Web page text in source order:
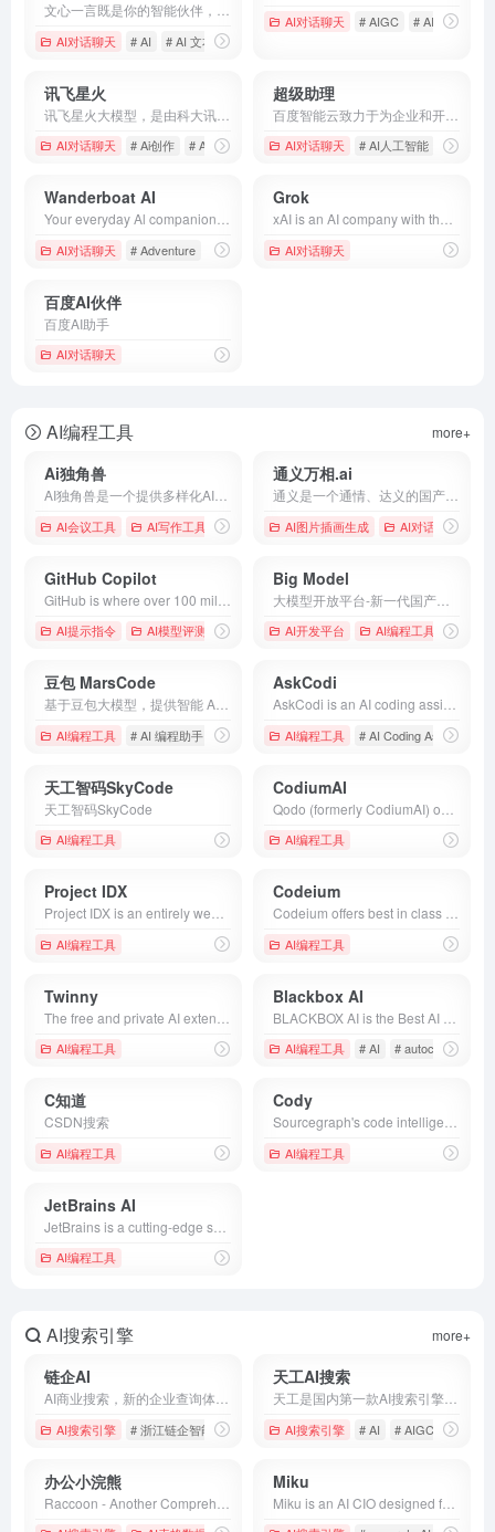
AI对话聊天 # AI # AI 文本生成
AI对话聊天 # AIGC # AI产品
讯飞星火
AI对话聊天 # Ai创作 # AI聊天机器人 # 人工智能大模型
超级助理
AI对话聊天 # AI人工智能 # 云主机
Wanderboat AI
AI对话聊天 # Adventure # Beach vacation # Best place to vacation
Grok
AI对话聊天
百度AI伙伴
百度AI助手
AI对话聊天
AI编程工具 more+
Ai独角兽
AI会议工具 AI写作工具 # AI助手 # Ai独角兽 # 人工智能
通义万相.ai
AI图片插画生成 AI对话聊天
GitHub Copilot
AI提示指令 AI模型评测
Big Model
AI开发平台 AI编程工具 # AI
豆包 MarsCode
AI编程工具 # AI 编程助手 # MarsCode # 代码
AskCodi
AI编程工具 # AI Coding Assistant
天工智码SkyCode
天工智码SkyCode
AI编程工具
CodiumAI
AI编程工具
Project IDX
AI编程工具
Codeium
AI编程工具
Twinny
AI编程工具
Blackbox AI
AI编程工具 # AI # autocomplete
C知道
CSDN搜索
AI编程工具
Cody
AI编程工具
JetBrains AI
AI编程工具
AI搜索引擎 more+
链企AI
AI搜索引擎 # 浙江链企智能技术有限公司 # 链企 # 链企Ai
天工AI搜索
AI搜索引擎 # AI # AIGC # AI作曲
办公小浣熊 Miku